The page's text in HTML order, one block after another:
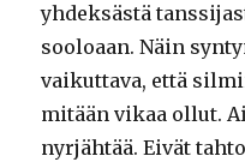
yhdeksästä
sooloaan. Näin
vaikuttava, että
mitään vikaa ollut.
nyrjähtää. Eivät